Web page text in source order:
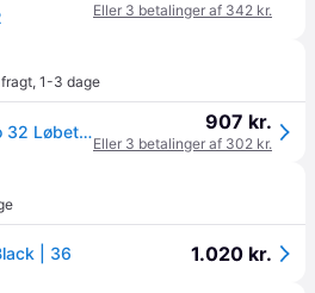
Eller 3 betalinger af 342 kr.
fragt, 1-3 dage
ASICS ASICS Gel Kayano 32 Løbetrænere 907 kr.
Eller 3 betalinger af 302 kr.
| 36 1.020 kr.